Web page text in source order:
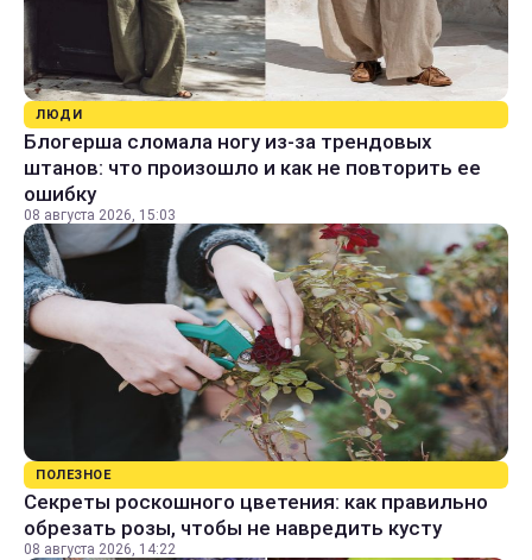
ЛЮДИ
Блогерша сломала ногу из-за трендовых
штанов: что произошло и как не повторить ее
ошибку
08 августа 2026, 15:03
ПОЛЕЗНОЕ
Секреты роскошного цветения: как правильно
обрезать розы, чтобы не навредить кусту
08 августа 2026, 14:22